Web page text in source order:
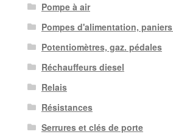
Pompe à air
Pompes d'alimentation,
Potentiomètres, gaz. pédales
Réchauffeurs diesel
Relais
Résistances
Serrures et clés de porte